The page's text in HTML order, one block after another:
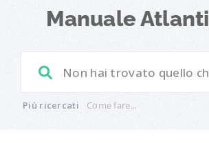
Manuale
Più ricercati Come fare...